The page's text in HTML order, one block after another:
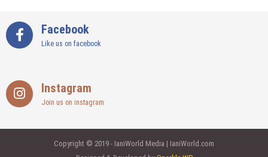
Facebook
Like us on facebook
Instagram
Join us on instagram
Copyright © 2019 - IaniWorld Media | IaniWorld.com